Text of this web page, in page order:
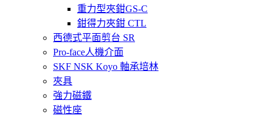
重力型夾鉗GS-C
鉗得力夾鉗 CTL
西德式平面剪台 SR
Pro-face人機介面
SKF NSK Koyo 軸承培林
夾具
強力磁鐵
磁性座